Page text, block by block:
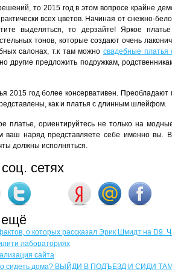
то 2015 год в этом вопросе крайне
всех цветов. Начиная от снежно-
выделяться, то дерзайте! Яркое
тонов, которые создают очень
салонах, т.к там можно свадебные платья
другие предложить подружкам,
2015 год более консервативен. Преобладают
как и платья с длинным шлейфом.
платье, ориентируйтесь не только на
ваш наряд представляете себе именно вы.
должны исполняться.
сетях
ещё
о которых рассказал Эрик Шмидт на D9.
лабораториях
сайта
сидеть дома? ВЫЙДИ В ПОДЪЕЗД И СИДИ